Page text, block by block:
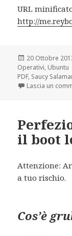
URL
http://
Scritto
il
20 Ottobre
Operativi, Ubuntu
PDF, Saucy
Lascia un
il boot
Attenzione:
a tuo rischio.
Cos’è